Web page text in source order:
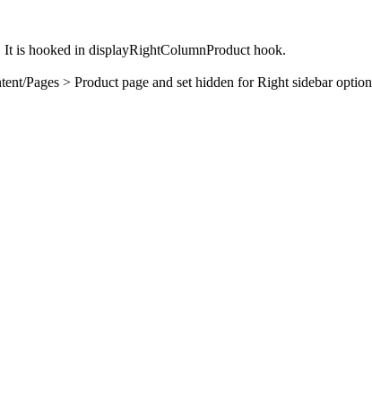
It is hooked in displayRightColumnProduct hook.
Pages > Product page and set hidden for Right sidebar option